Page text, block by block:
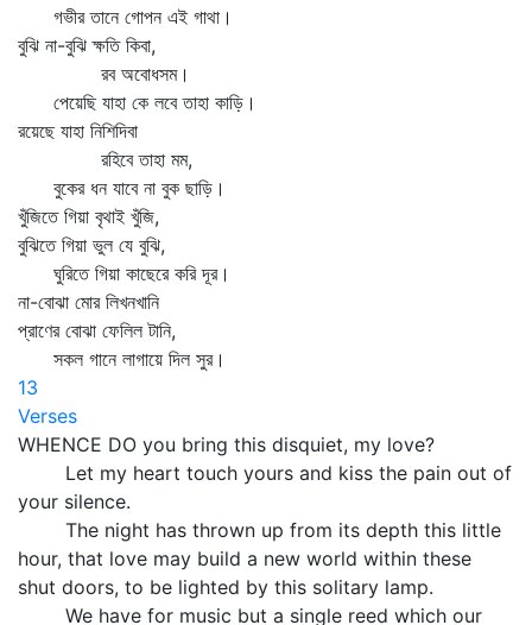
গভীর তানে গোপন এই গাথা।
বুঝি না-বুঝি ক্ষতি কিবা,
রব অবোধসম।
পেয়েছি যাহা কে লবে তাহা কাড়ি।
রয়েছে যাহা নিশিদিবা
রহিবে তাহা মম,
বুকের ধন যাবে না বুক ছাড়ি।
খুঁজিতে গিয়া বৃথাই খুঁজি,
বুঝিতে গিয়া ভুল যে বুঝি,
ঘুরিতে গিয়া কাছেরে করি দূর।
না-বোঝা মোর লিখনখানি
প্রাণের বোঝা ফেলিল টানি,
সকল গানে লাগায়ে দিল সুর।
13
Verses
WHENCE DO you bring this disquiet, my love?
Let my heart touch yours and kiss the pain out of
your silence.
The night has thrown up from its depth this little
hour, that love may build a new world within these
shut doors, to be lighted by this solitary lamp.
We have for music but a single reed which our